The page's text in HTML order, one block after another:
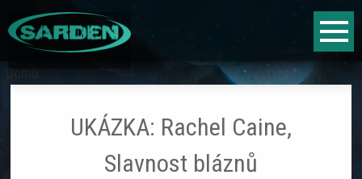
Literární vyhlídky
Domů
UKÁZKA: Rachel Caine,
Slavnost bláznů